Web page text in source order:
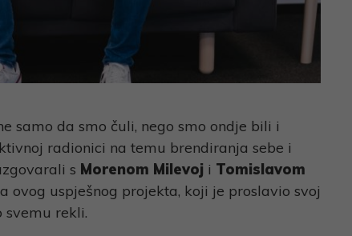
samo da smo čuli, nego smo ondje bili i
radionici na temu brendiranja sebe i
s Morenom Milevoj i Tomislavom
ovog uspješnog projekta, koji je proslavio svoj
svemu rekli.